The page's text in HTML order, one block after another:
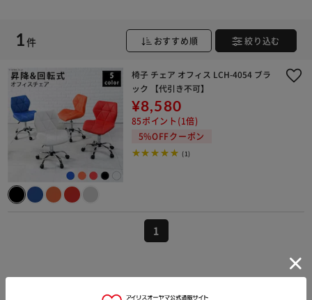
1件 おすすめ順 絞り込む
椅子 チェア オフィス LCH-4054 ブラ
ック 【代引き不可】
¥8,580
85ポイント(1倍)
5%OFFクーポン
(1)
1
オフィスチェアの別種類の商品を探す